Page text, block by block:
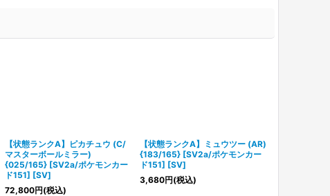
【状態ランクA】ピカチュウ (C/
マスターボールミラー)
{025/165} [SV2a/ポケモンカー
ド151] [SV]
72,800円(税込)
【状態ランクA】ミュウツー (AR)
{183/165} [SV2a/ポケモンカー
ド151] [SV]
3,680円(税込)